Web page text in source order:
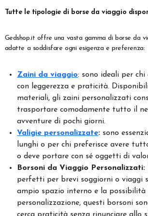
Tutte le tipologie di borse da viaggio
Gedshop.it offre una vasta gamma di borse da
adatte a soddisfare ogni esigenza e preferenza:
Zaini da viaggio: sono ideali per chi
con leggerezza e praticità.
materiali, gli zaini personalizzati
trasportare comodamente tutto il
avventure di pochi giorni.
Valigie personalizzate: sono
lunghi o per chi preferisce avere
o deve portare con sé oggetti di
Borsoni da Viaggio Personalizzati:
perfetti per brevi soggiorni o viaggi
ampio spazio interno e la possibilità
personalizzazione, questi borsoni